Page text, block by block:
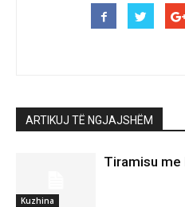
ARTIKUJ TË NGJAJSHËM
Kuzhina
Tiramisu me